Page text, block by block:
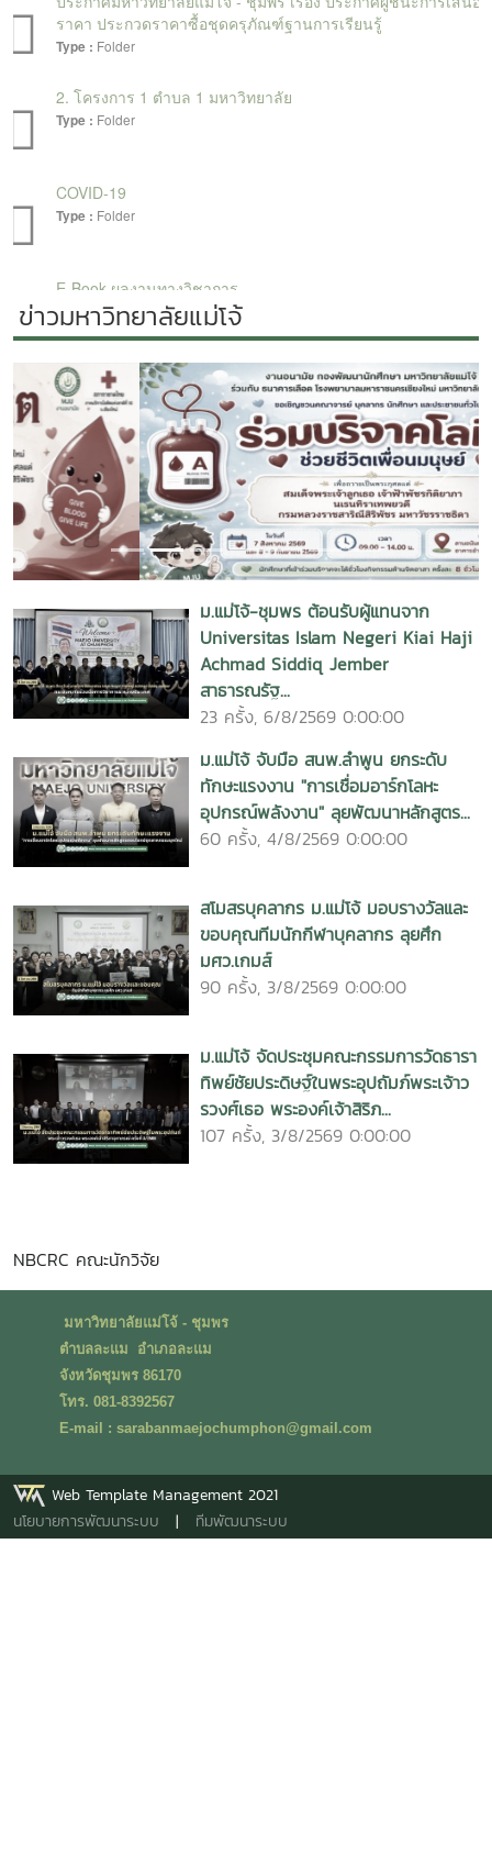
ข่าวมหาวิทยาลัยแม่โจ้
Previous Next
ม.แม่โจ้-ชุมพร ต้อนรับผู้แทนจาก
Universitas Islam Negeri Kiai Haji
Achmad Siddiq Jember
สาธารณรัฐ...
23 ครั้ง, 6/8/2569 0:00:00
ม.แม่โจ้ จับมือ สนพ.ลำพูน ยกระดับ
ทักษะแรงงาน "การเชื่อมอาร์กโลหะ
อุปกรณ์พลังงาน" ลุยพัฒนาหลักสูตร...
60 ครั้ง, 4/8/2569 0:00:00
สโมสรบุคลากร ม.แม่โจ้ มอบรางวัลและ
ขอบคุณทีมนักกีฬาบุคลากร ลุยศึก
มศว.เกมส์
90 ครั้ง, 3/8/2569 0:00:00
ม.แม่โจ้ จัดประชุมคณะกรรมการวัดธารา
ทิพย์ชัยประดิษฐ์ในพระอุปถัมภ์พระเจ้าว
รวงศ์เธอ พระองค์เจ้าสิริภ...
107 ครั้ง, 3/8/2569 0:00:00
NBCRC คณะนักวิจัย
มหาวิทยาลัยแม่โจ้ - ชุมพร
ตำบลละแม อำเภอละแม
จังหวัดชุมพร 86170
โทร. 081-8392567
E-mail : sarabanmaejochumphon@gmail.com
Web Template Management 2021
นโยบายการพัฒนาระบบ | ทีมพัฒนาระบบ